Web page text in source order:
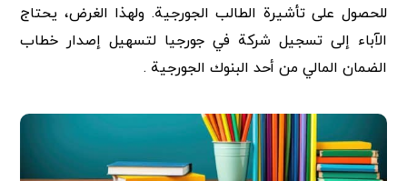
للحصول على تأشيرة الطالب الجورجية. ولهذا الغرض، يحتاج
الآباء إلى تسجيل شركة في جورجيا لتسهيل إصدار خطاب
الضمان المالي من أحد البنوك الجورجية .